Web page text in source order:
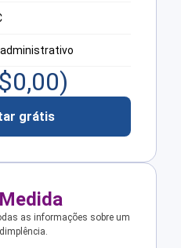
0,00)
grátis
as informações sobre um